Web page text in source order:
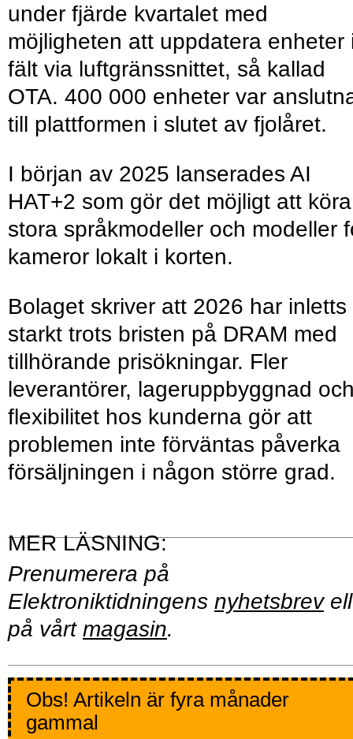
under fjärde kvartalet med
möjligheten att uppdatera enheter
fält via luftgränssnittet, så kallad
OTA. 400 000 enheter var
till plattformen i slutet av fjolåret.
I början av 2025 lanserades AI
HAT+2 som gör det möjligt att köra
stora språkmodeller och modeller
kameror lokalt i korten.
Bolaget skriver att 2026 har inletts
starkt trots bristen på DRAM med
tillhörande prisökningar. Fler
leverantörer, lageruppbyggnad
flexibilitet hos kunderna gör att
problemen inte förväntas påverka
försäljningen i någon större grad.
Prenumerera på
Elektroniktidningens nyhetsbrev
på vårt magasin.
Obs! Artikeln är fyra månader
gammal